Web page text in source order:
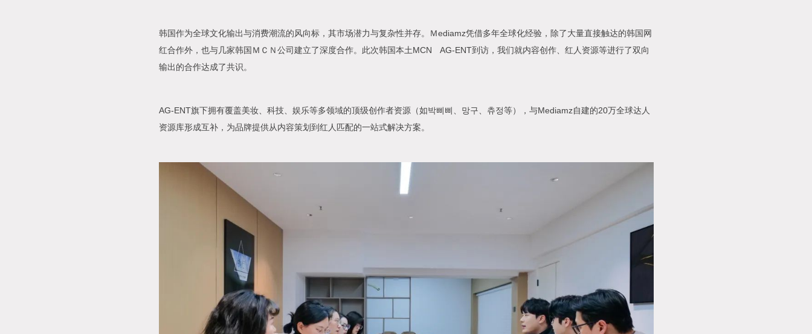
韩国作为全球文化输出与消费潮流的风向标，其市场潜力与复杂性并存。Ｍediamz凭借多年全球化经验，除了大量直接触达的韩国网
红合作外，也与几家韩国ＭＣＮ公司建立了深度合作。此次韩国本土MCN AG-ENT到访，我们就内容创作、红人资源等进行了双向
输出的合作达成了共识。
AG-ENT旗下拥有覆盖美妆、科技、娱乐等多领域的顶级创作者资源（如박삐삐、망구、츄정等），与Mediamz自建的20万全球达人
资源库形成互补，为品牌提供从内容策划到红人匹配的一站式解决方案。